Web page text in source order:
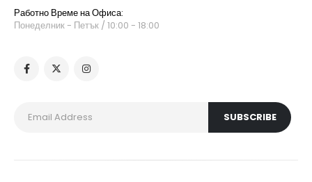
Работно Време на Офиса:
Понеделник - Петък / 10:00 - 18:00